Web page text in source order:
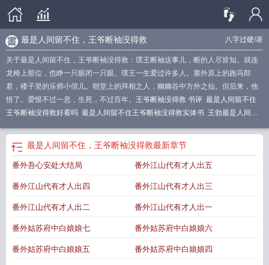
八字过硬/著
最是人间留不住，王爷断袖没得救
关于最是人间留不住，王爷断袖没得救：璞王断袖这事儿，断的人尽皆知。就连
龙椅上那位，也睁一只眼闭一只眼。璞王一生爱过许多人。塞外原上的跑马郎
君，楼子里的乐师小倌儿。朝堂上的拜相之人，幽幽谷中方外之仙。但后来，他
悟了。爱恨不过一息，生死，不过百年。 王爷断袖没得救 书评 最是人间留不住
王爷断袖没得救好看吗 最是人间留不住王爷断袖没得救实体书 王勃最是人间留
得救是be还是he
最是人间留不住王爷断袖没得救未删减
袖没得救TXT
男儿泪目花辞树最是人间留不住原文
最是人间留不住王爷断袖没得救讲了什
间留不住免费阅读王爷断袖没得救未删 最是人间留不住王爷断袖没得救番茄
是人间留不住王爷断袖没得救 笔趣阁
最是人间留不住王爷断袖没得救主角是
人间留不住书籍简介王国维最是人间留不住全诗最是人间留不住配图
留不住王爷断袖没得救攻受是谁
王爷断袖没得救免费阅读最是人间留不住王爷
最是人间留不住，王爷断袖没得救最新章节
番外吾心安处大结局 番外江山代有才人出五
番外江山代有才人出四 番外江山代有才人出三
番外江山代有才人出二 番外江山代有才人出一
番外姑苏府中白娘娘七 番外姑苏府中白娘娘六
番外姑苏府中白娘娘五 番外姑苏府中白娘娘四